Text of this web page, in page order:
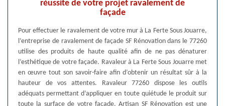
réussite de votre projet ravalement de
façade
Pour effectuer le ravalement de votre mur à La Ferte Sous Jouarre,
l’entreprise de ravalement de façade SF Rénovation dans le 77260
utilise des produits de haute qualité afin de ne pas dénaturer
l’esthétique de votre façade. Ravaleur à La Ferte Sous Jouarre met
en œuvre tout son savoir-faire afin d’obtenir un résultat sûr à la
hauteur de vos attentes. Ravaleur 77260 dispose les outils
adéquats permettant d’appliquer en toute quiétude le produit sur
toute la surface de votre façade. Artisan SF Rénovation est une